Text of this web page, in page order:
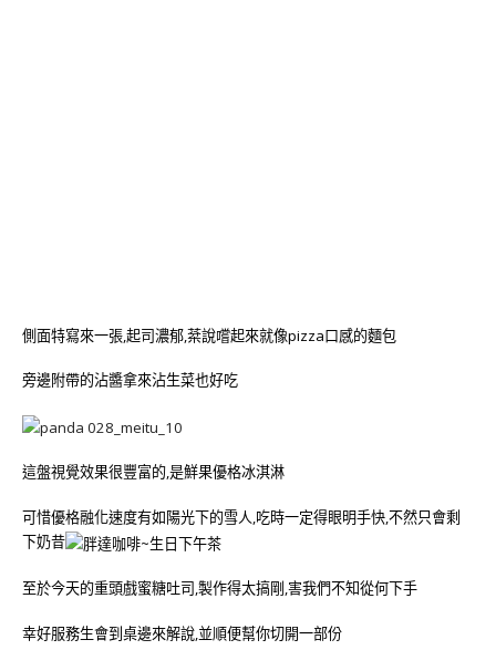
側面特寫來一張,起司濃郁,棻說嚐起來就像pizza口感的麵包
旁邊附帶的沾醬拿來沾生菜也好吃
這盤視覺效果很豐富的,是鮮果優格冰淇淋
可惜優格融化速度有如陽光下的雪人,吃時一定得眼明手快,不然只會剩
下奶昔
至於今天的重頭戲蜜糖吐司,製作得太搞剛,害我們不知從何下手
幸好服務生會到桌邊來解說,並順便幫你切開一部份